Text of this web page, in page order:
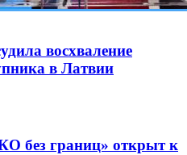
восхваление
в Латвии
без границ» открыт к